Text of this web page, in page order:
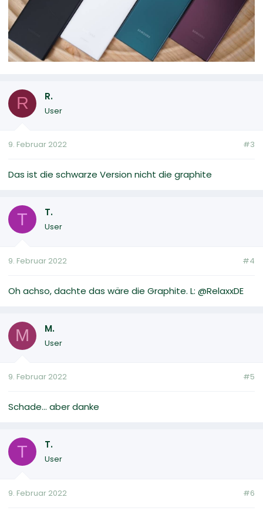
R R.
User
9. Februar 2022 #3
Das ist die schwarze Version nicht die graphite
T T.
User
9. Februar 2022 #4
Oh achso, dachte das wäre die Graphite. L: @RelaxxDE
M M.
User
9. Februar 2022 #5
Schade... aber danke
T T.
User
9. Februar 2022 #6